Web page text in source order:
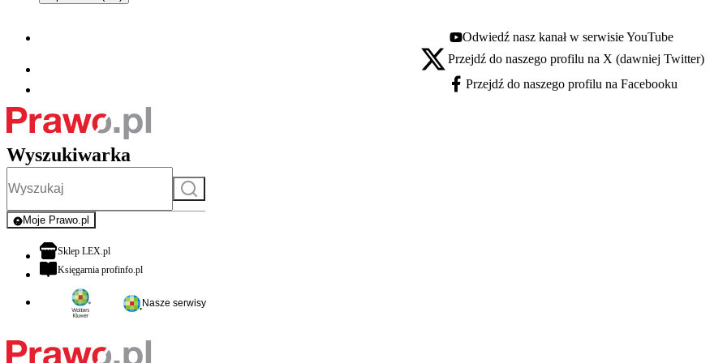
Youtube - otwiera się w nowej karcie
Odwiedź nasz kanał w serwisie YouTube
X - otwiera się w nowej karcie
Przejdź do naszego profilu na X (dawniej Twitter)
Facebook - otwiera się w nowej karcie
Przejdź do naszego profilu na Facebooku
Wyszukiwarka
Szukaj
Moje Prawo.pl
- rejestracja i logowanie do serwisu
Sklep LEX.plotwiera się w nowej karcie
Księgarnia profinfo.plotwiera się w nowej karcie
Nasze serwisy